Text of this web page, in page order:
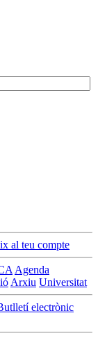
al teu compte
Agenda
Arxiu Universitat
electrònic